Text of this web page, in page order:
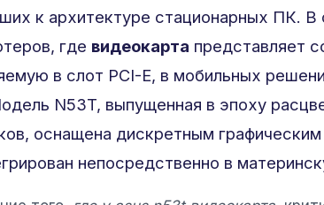
к архитектуре стационарных ПК. В
где видеокарта представляет
в слот PCI-E, в мобильных
N53T, выпущенная в эпоху
оснащена дискретным
непосредственно в